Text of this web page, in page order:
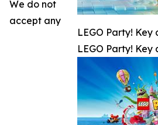
LEGO Party!
LEGO Party!
We do not
accept any